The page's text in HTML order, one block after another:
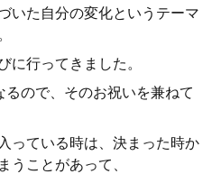
いた自分の変化というテーマ
に行ってきました。
ので、そのお祝いを兼ねて
っている時は、決まった時か
うことがあって、